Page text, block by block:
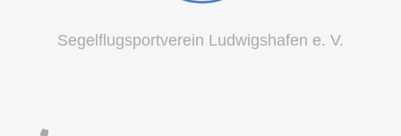
Segelflugsportverein Ludwigshafen e. V.